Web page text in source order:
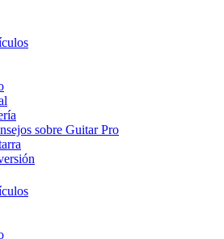
sobre Guitar Pro